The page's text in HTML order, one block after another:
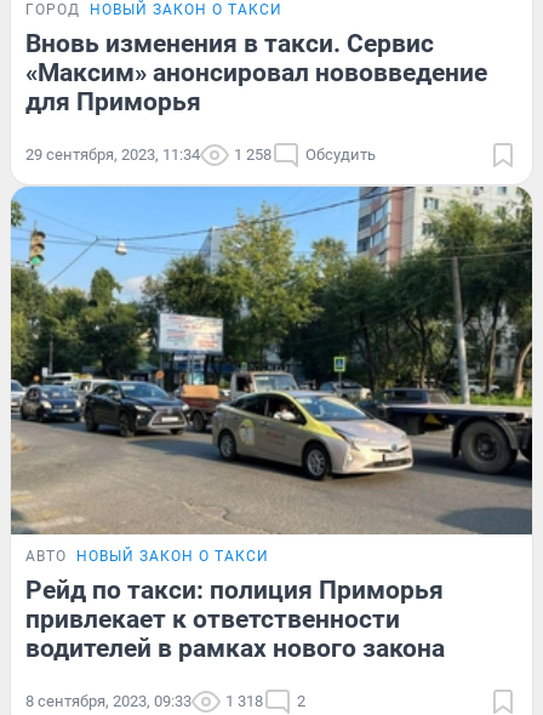
ГОРОД НОВЫЙ ЗАКОН О ТАКСИ
Вновь изменения в такси. Сервис
«Максим» анонсировал нововведение
для Приморья
29 сентября, 2023, 11:34 1 258 Обсудить
АВТО НОВЫЙ ЗАКОН О ТАКСИ
Рейд по такси: полиция Приморья
привлекает к ответственности
водителей в рамках нового закона
8 сентября, 2023, 09:33 1 318 2